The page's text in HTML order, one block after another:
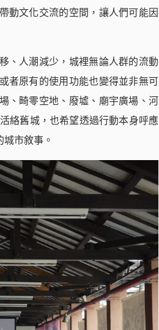
動文化交流的空間，讓人們可能因
、人潮減少，城裡無論人群的流動
者原有的使用功能也變得並非無可
、畸零空地、廢墟、廟宇廣場、河
絡舊城，也希望透過行動本身呼應
市敘事。